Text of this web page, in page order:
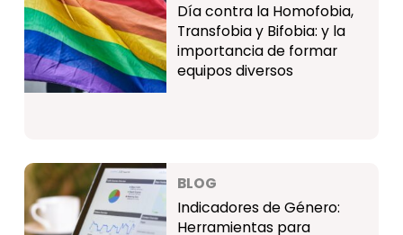
Día contra la Homofobia,
Transfobia y Bifobia: y la
importancia de formar
equipos diversos
BLOG
Indicadores de Género:
Herramientas para